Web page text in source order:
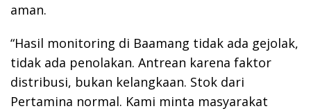
aman.
“Hasil monitoring di Baamang tidak ada gejolak,
tidak ada penolakan. Antrean karena faktor
distribusi, bukan kelangkaan. Stok dari
Pertamina normal. Kami minta masyarakat